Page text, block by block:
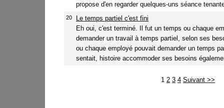
propose d'en regarder quelques-uns séance
20
Le temps partiel c'est fini
Eh oui, c'est terminé. Il fut un temps ou chaque
demander un travail à temps partiel, selon ses
ou chaque employé pouvait demander un temps
sentait, histoire accommoder ses besoins
1 2 3 4 Suivant >>